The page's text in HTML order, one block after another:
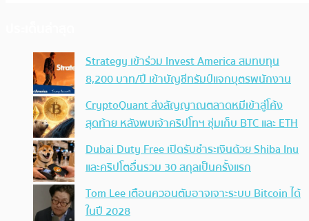
Strategy เข้าร่วม Invest America สมทบทุน
8,200 บาท/ปี เข้าบัญชีทรัมป์แจกบุตรพนักงาน
CryptoQuant ส่งสัญญาณตลาดหมีเข้าสู่โค้ง
สุดท้าย หลังพบเจ้าคริปโทฯ ซุ่มเก็บ BTC และ ETH
Dubai Duty Free เปิดรับชำระเงินด้วย Shiba Inu
และคริปโตอื่นรวม 30 สกุลเป็นครั้งแรก
Tom Lee เตือนควอนตัมอาจเจาะระบบ Bitcoin ได้
ในปี 2028